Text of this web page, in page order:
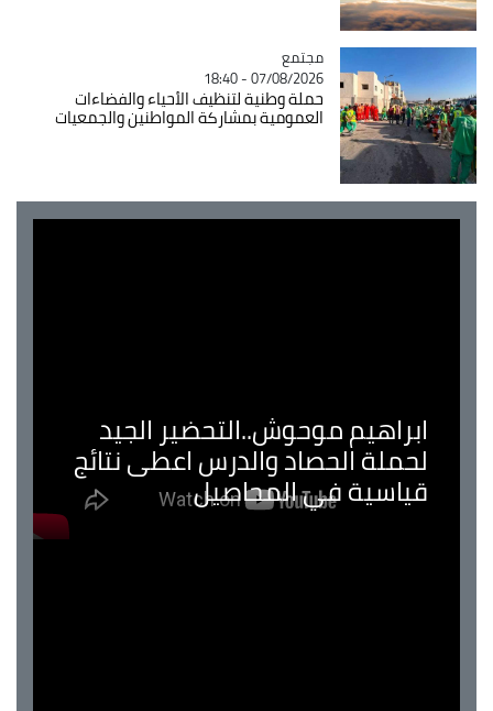
Catégorie
مجتمع
07/08/2026 - 18:40
حملة وطنية لتنظيف الأحياء والفضاءات
العمومية بمشاركة المواطنين والجمعيات
ابراهيم موحوش..التحضير الجيد
لحملة الحصاد والدرس اعطى نتائج
قياسية في المحاصيل